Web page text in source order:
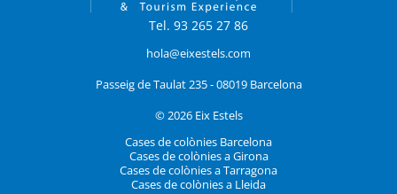
Tel. 93 265 27 86
hola@eixestels.com
Passeig de Taulat 235 - 08019 Barcelona
© 2026 Eix Estels
Cases de colònies Barcelona
Cases de colònies a Girona
Cases de colònies a Tarragona
Cases de colònies a Lleida